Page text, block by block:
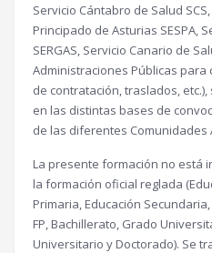
Servicio Cántabro de Salud
Principado de Asturias SESPA,
SERGAS, Servicio Canario de
Administraciones Públicas
de contratación, traslados,
en las distintas bases de
de las diferentes Comunidades
La presente formación no está
la formación oficial reglada
Primaria, Educación
FP, Bachillerato, Grado
Universitario y Doctorado). Se